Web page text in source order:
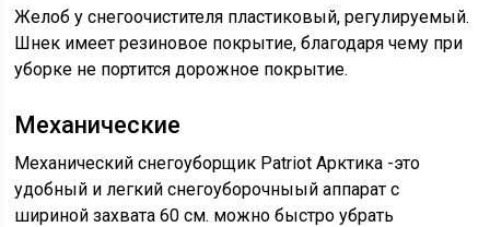
Желоб у снегоочистителя пластиковый, регулируемый.
Шнек имеет резиновое покрытие, благодаря чему при
уборке не портится дорожное покрытие.
Механические
Механический снегоуборщик Patriot Арктика -это
удобный и легкий снегоуборочныый аппарат с
шириной захвата 60 см. можно быстро убрать